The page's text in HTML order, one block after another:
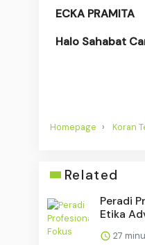
ECKA PRAMITA
Halo Sahabat
Homepage Koran
Related
Peradi
Etika
27